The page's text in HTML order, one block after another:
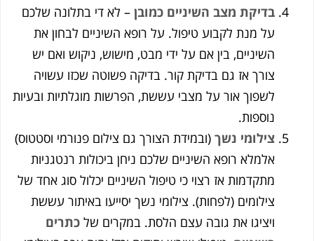
בדיקת מצב השיניים כמובן – לא די בתלונה שלכם
על מנת לקבוע טיפול. על רופא השיניים לבחון את
השיניים, בין אם על ידי מבט, מישוש, ניקוש ואם יש
צורך אז גם בדיקת קור. בדיקה פשוטה שכזו עשויה
לשפוך אור על מצבי עששת, הפרשות מוגלתיות ובעיות
נוספות.
צילומי נשך (ובמידת הצורך גם צילום פנורמי וסטטוס)
אלמלא רופא השיניים שלכם ניחן ביכולות רנטגניות
מתקדמות אז רצוי כי טיפול השיניים יכלול סוג אחד של
צילומים (לפחות). צילומי נשך יסייעו באיתור עששת
ויציגו את גובה עצם הלסת. במקרים של כתרים